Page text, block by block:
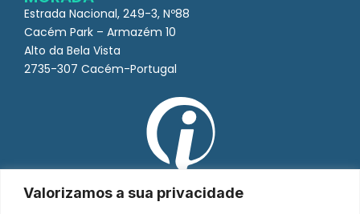
Valorizamos a sua privacidade
Estrada Nacional, 249-3, Nº88
Cacém Park – Armazém 10
Alto da Bela Vista
2735-307 Cacém-Portugal